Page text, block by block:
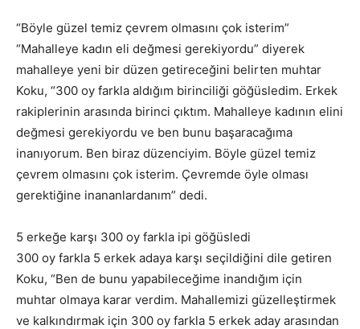
“Böyle güzel temiz çevrem olmasını çok isterim”
“Mahalleye kadın eli değmesi gerekiyordu” diyerek
mahalleye yeni bir düzen getireceğini belirten muhtar
Koku, “300 oy farkla aldığım birinciliği göğüsledim. Erkek
rakiplerinin arasında birinci çıktım. Mahalleye kadının elini
değmesi gerekiyordu ve ben bunu başaracağıma
inanıyorum. Ben biraz düzenciyim. Böyle güzel temiz
çevrem olmasını çok isterim. Çevremde öyle olması
gerektiğine inananlardanım” dedi.
5 erkeğe karşı 300 oy farkla ipi göğüsledi
300 oy farkla 5 erkek adaya karşı seçildiğini dile getiren
Koku, “Ben de bunu yapabileceğime inandığım için
muhtar olmaya karar verdim. Mahallemizi güzelleştirmek
ve kalkındırmak için 300 oy farkla 5 erkek aday arasından